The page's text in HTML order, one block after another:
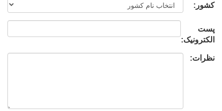
کشور:
پست
الکترونیک:
نظرات: